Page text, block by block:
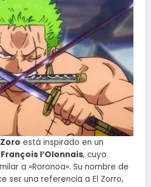
está inspirado en un
François l’Olonnais, cuyo
a «Roronoa». Su nombre de
ser una referencia a El Zorro,